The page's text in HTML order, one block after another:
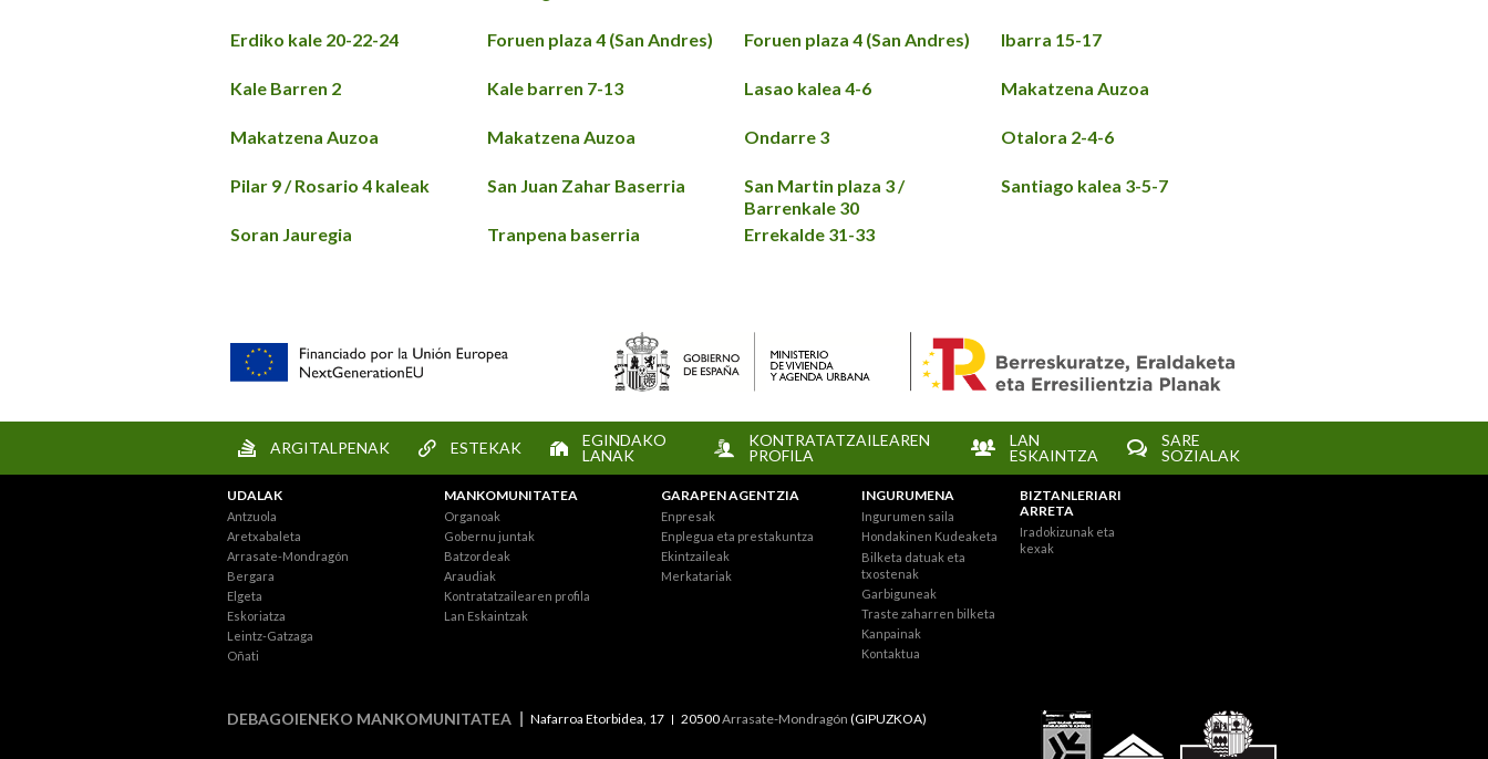
Erdiko kale 20-22-24 Foruen plaza 4 (San Andres) Foruen plaza 4 (San Andres) Ibarra 15-17
Kale Barren 2 Kale barren 7-13 Lasao kalea 4-6 Makatzena Auzoa
Makatzena Auzoa Makatzena Auzoa Ondarre 3 Otalora 2-4-6
Pilar 9 / Rosario 4 kaleak San Juan Zahar Baserria
San Martin plaza 3 /
Barrenkale 30
Santiago kalea 3-5-7
Soran Jauregia Tranpena baserria Errekalde 31-33
ARGITALPENAK ESTEKAK
EGINDAKO
LANAK
KONTRATATZAILEAREN
PROFILA
LAN
ESKAINTZA
SARE
SOZIALAK
UDALAK
Antzuola
Aretxabaleta
Arrasate-Mondragón
Bergara
Elgeta
Eskoriatza
Leintz-Gatzaga
Oñati
MANKOMUNITATEA
Organoak
Gobernu juntak
Batzordeak
Araudiak
Kontratatzailearen profila
Lan Eskaintzak
GARAPEN AGENTZIA
Enpresak
Enplegua eta prestakuntza
Ekintzaileak
Merkatariak
INGURUMENA
Ingurumen saila
Hondakinen Kudeaketa
Bilketa datuak eta
txostenak
Garbiguneak
Traste zaharren bilketa
Kanpainak
Kontaktua
BIZTANLERIARI
ARRETA
Iradokizunak eta
kexak
DEBAGOIENEKO MANKOMUNITATEA Nafarroa Etorbidea, 17 20500Arrasate-Mondragón (GIPUZKOA)